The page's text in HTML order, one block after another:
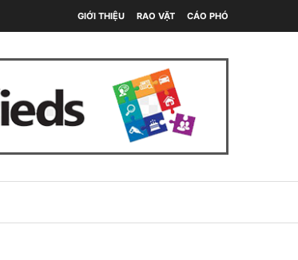
GIỚI THIỆU RAO VẶT CÁO PHÓ